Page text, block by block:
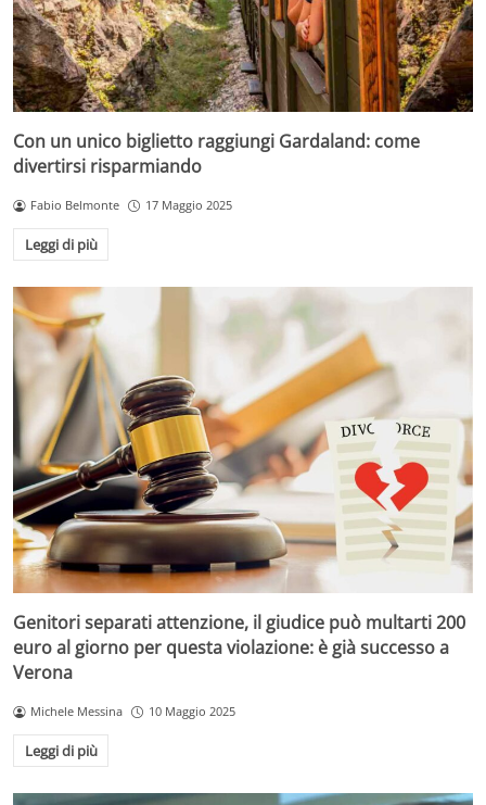
Con un unico biglietto raggiungi Gardaland: come
divertirsi risparmiando
Fabio Belmonte 17 Maggio 2025
Leggi di più
Genitori separati attenzione, il giudice può multarti 200
euro al giorno per questa violazione: è già successo a
Verona
Michele Messina 10 Maggio 2025
Leggi di più